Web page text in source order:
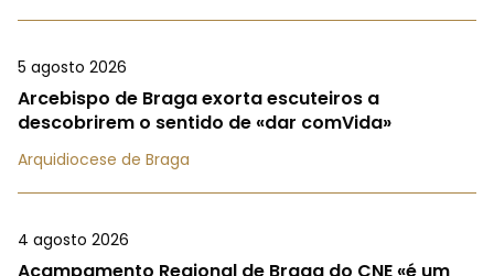
5 agosto 2026
Arcebispo de Braga exorta escuteiros a
descobrirem o sentido de «dar comVida»
Arquidiocese de Braga
4 agosto 2026